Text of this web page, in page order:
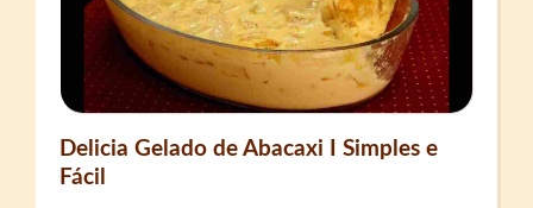
Delicia Gelado de Abacaxi I Simples e
Fácil